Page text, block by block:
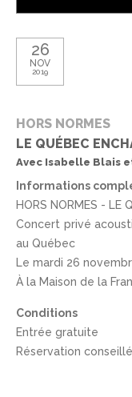
26
NOV
2019
HORS NORMES
LE QUÉBEC
Avec Isabelle Blais
Informations
HORS NORMES - LE
Concert privé
au Québec
Le mardi 26
À la Maison de la
Conditions
Entrée gratuite
Réservation